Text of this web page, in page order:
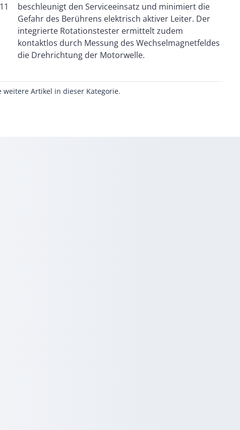
die Drehrichtung der Motorwelle.
weitere Artikel in dieser Kategorie.